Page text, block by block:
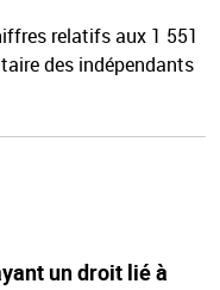
relatifs aux 1 551
des indépendants
un droit lié à